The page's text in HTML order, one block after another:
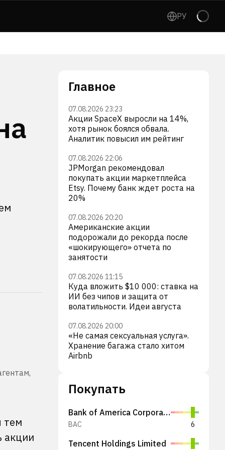
РУ
тем
акции
Главное
07.08.2026 23:23
Акции SpaceX выросли на 14%,
хотя рынок боялся обвала.
Аналитик повысил им рейтинг
07.08.2026 22:06
JPMorgan рекомендовал
покупать акции маркетплейса
Etsy. Почему банк ждет роста на
20%
07.08.2026 20:20
Американские акции
подорожали до рекорда после
«шокирующего» отчета по
занятости
07.08.2026 11:15
Куда вложить $10 000: ставка на
ИИ без чипов и защита от
волатильности. Идеи августа
07.08.2026 20:00
«Не самая сексуальная услуга».
Хранение багажа стало хитом
Airbnb
Покупать
Bank of America Corporation
BAC 6
Tencent Holdings Limited